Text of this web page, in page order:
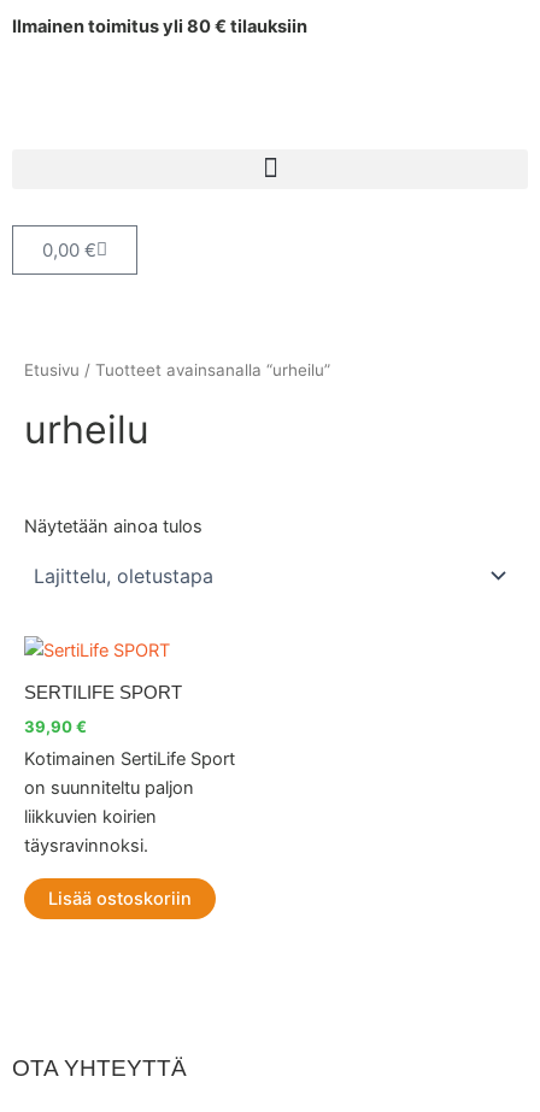
Ilmainen toimitus yli 80 € tilauksiin
0,00 €Cart
Etusivu / Tuotteet avainsanalla “urheilu”
urheilu
Näytetään ainoa tulos
SERTILIFE SPORT
39,90€
Kotimainen SertiLife Sport
on suunniteltu paljon
liikkuvien koirien
täysravinnoksi.
Lisää ostoskoriin
OTA YHTEYTTÄ